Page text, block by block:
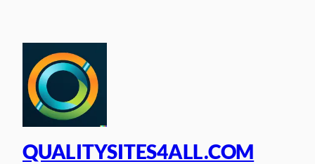
inhoud
QUALITYSITES4ALL.COM